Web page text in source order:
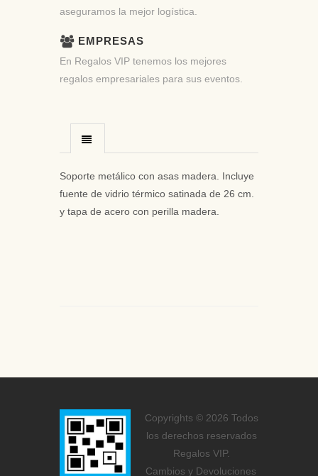
aseguramos la mejor logística.
EMPRESAS
En Regalos VIP tenemos los mejores
regalos empresariales para sus eventos.
Soporte metálico con asas madera. Incluye
fuente de vidrio térmico satinada de 26 cm.
y tapa de acero con perilla madera.
Copyrights © 2026 Todos
los derechos reservados
Regalos VIP.
Cambios y Devoluciones